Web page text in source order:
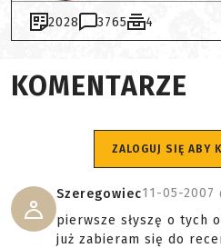
2028 3765 4
KOMENTARZE
ZALOGUJ SIĘ ABY
Szeregowiec11-05-2007
pierwsze słyszę o tych
już zabieram się do